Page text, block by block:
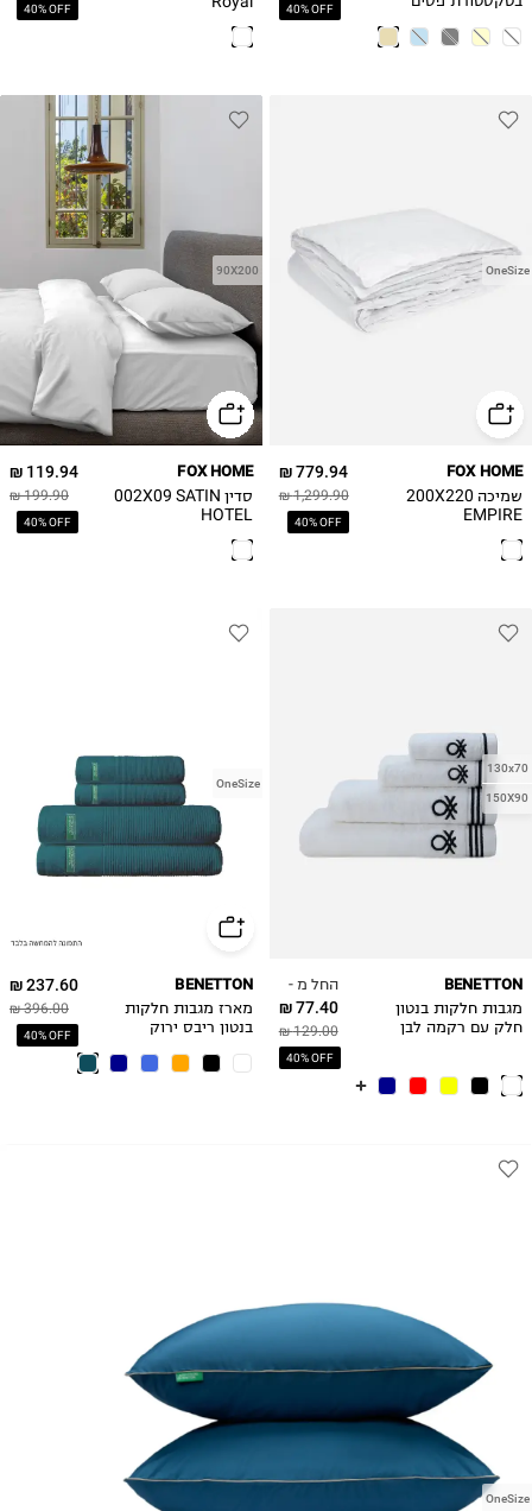
40% OFF
40% OFF
OneSize
779.94 ₪
1,299.90 ₪
40% OFF
FOX HOME
שמיכה 200X220
EMPIRE
90X200
119.94 ₪
199.90 ₪
40% OFF
FOX HOME
סדין 002X09 SATIN
HOTEL
130x70
150X90
החל מ -
77.40 ₪
129.00 ₪
40% OFF
BENETTON
מגבות חלקות בנטון
חלק עם רקמה לבן
OneSize
237.60 ₪
396.00 ₪
40% OFF
BENETTON
מארז מגבות חלקות
בנטון ריבס ירוק
OneSize